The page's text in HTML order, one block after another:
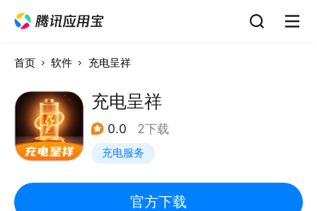
首页 软件 充电呈祥
充电呈祥
0.0 2下载
充电服务
官方下载